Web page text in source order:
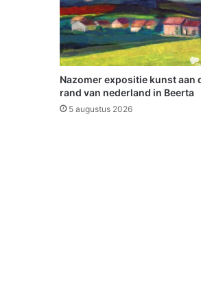
p
r
i
t
A
7
Nazomer expositie kunst aan
rand van nederland in Beerta
5 augustus 2026